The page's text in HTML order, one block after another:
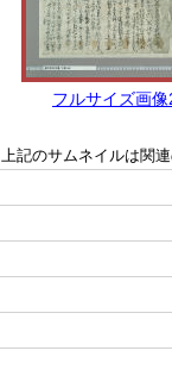
フルサイズ画像
上記のサムネイルは関